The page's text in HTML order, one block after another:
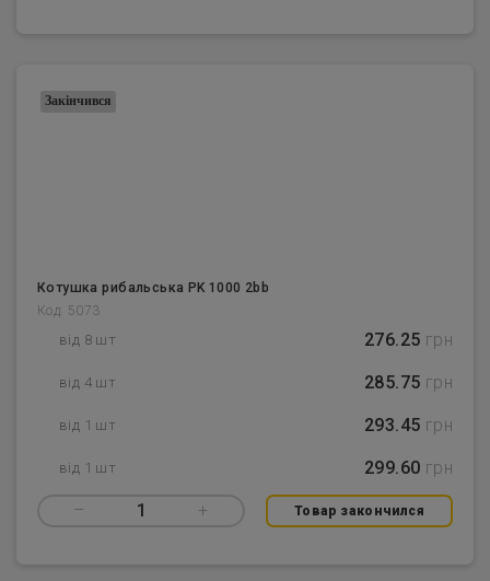
Котушка рибальська PK 1000 2bb
Код: 5073
від 8 шт 276.25 грн
від 4 шт 285.75 грн
від 1 шт 293.45 грн
від 1 шт 299.60 грн
– 1 + Товар закончился
Закінчився